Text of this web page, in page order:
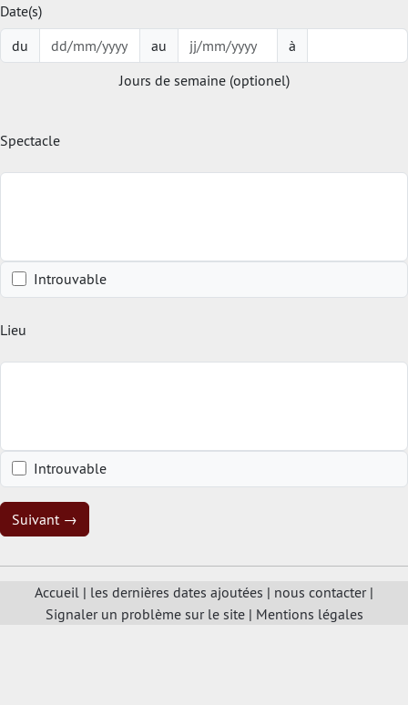
Date(s)
du
au
à
Jours de semaine (optionel)
Spectacle
Introuvable
Lieu
Introuvable
Suivant →
Accueil | les dernières dates ajoutées | nous contacter|
Signaler un problème sur le site| Mentions légales